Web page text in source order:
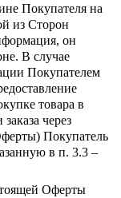
Покупателя на
из Сторон
он
В случае
Покупателем
товара в
через
Покупатель
в п. 3.3 –
Оферты